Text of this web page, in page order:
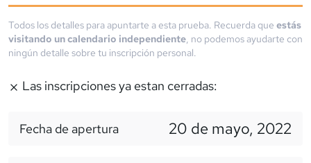
Todos los detalles para apuntarte a esta prueba. Recuerda que estás
visitando un calendario independiente, no podemos ayudarte con
ningún detalle sobre tu inscripción personal.
Las inscripciones ya estan cerradas:
Fecha de apertura 20 de mayo, 2022